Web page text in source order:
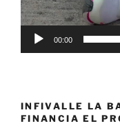
00:00
INFIVALLE LA
FINANCIA EL